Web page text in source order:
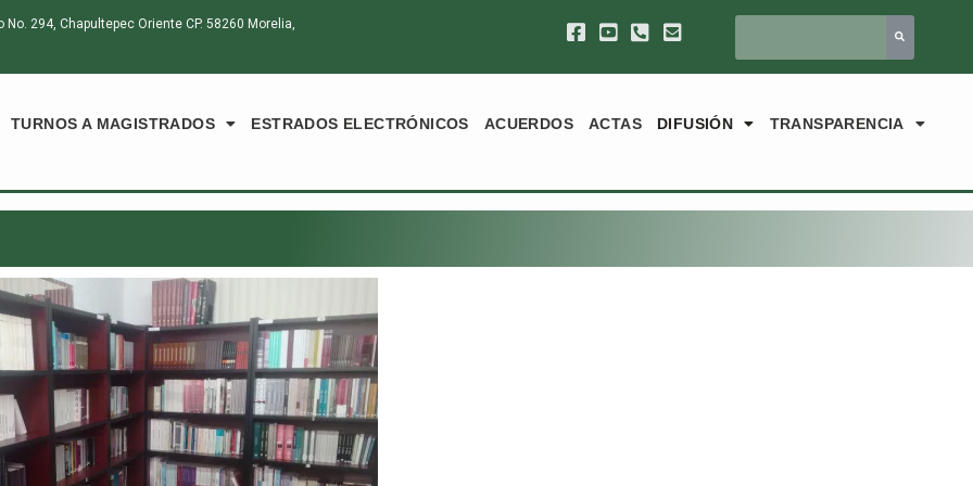
294, Chapultepec Oriente CP. 58260 Morelia,
TURNOS A MAGISTRADOS ESTRADOS ELECTRÓNICOS ACUERDOS ACTAS DIFUSIÓN TRANSPARENCIA